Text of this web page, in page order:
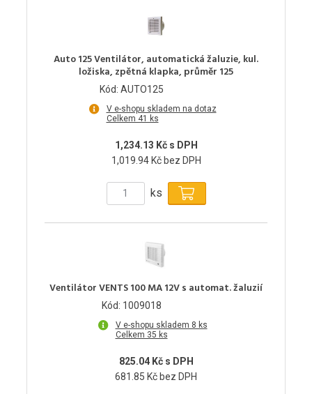
Auto 125 Ventilátor, automatická žaluzie, kul.
ložiska, zpětná klapka, průměr 125
Kód: AUTO125
V e-shopu skladem na dotaz
Celkem 41 ks
1,234.13 Kč s DPH
1,019.94 Kč bez DPH
ks
Ventilátor VENTS 100 MA 12V s automat. žaluzií
Kód: 1009018
V e-shopu skladem 8 ks
Celkem 35 ks
825.04 Kč s DPH
681.85 Kč bez DPH